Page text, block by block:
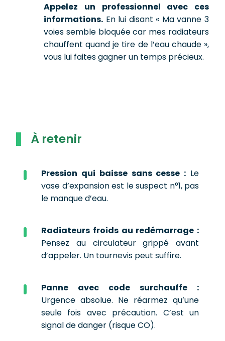
Appelez un professionnel avec ces
informations. En lui disant « Ma vanne 3
voies semble bloquée car mes radiateurs
chauffent quand je tire de l’eau chaude »,
vous lui faites gagner un temps précieux.
À retenir
Pression qui baisse sans cesse : Le
vase d’expansion est le suspect n°1, pas
le manque d’eau.
Radiateurs froids au redémarrage :
Pensez au circulateur grippé avant
d’appeler. Un tournevis peut suffire.
Panne avec code surchauffe :
Urgence absolue. Ne réarmez qu’une
seule fois avec précaution. C’est un
signal de danger (risque CO).